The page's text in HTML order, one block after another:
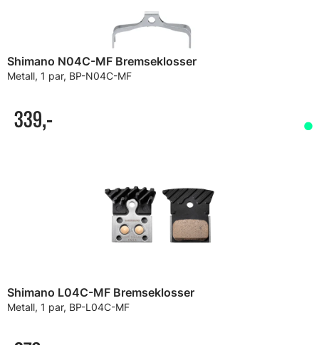
Shimano N04C-MF Bremseklosser
Metall, 1 par, BP-N04C-MF
339,-
Shimano L04C-MF Bremseklosser
Metall, 1 par, BP-L04C-MF